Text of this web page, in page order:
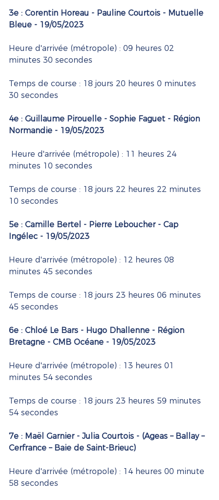
3e : Corentin Horeau - Pauline Courtois - Mutuelle
Bleue - 19/05/2023
Heure d'arrivée (métropole) : 09 heures 02
minutes 30 secondes
Temps de course : 18 jours 20 heures 0 minutes
30 secondes
4e : Guillaume Pirouelle - Sophie Faguet - Région
Normandie - 19/05/2023
Heure d'arrivée (métropole) : 11 heures 24
minutes 10 secondes
Temps de course : 18 jours 22 heures 22 minutes
10 secondes
5e : Camille Bertel - Pierre Leboucher - Cap
Ingélec - 19/05/2023
Heure d'arrivée (métropole) : 12 heures 08
minutes 45 secondes
Temps de course : 18 jours 23 heures 06 minutes
45 secondes
6e : Chloé Le Bars - Hugo Dhallenne - Région
Bretagne - CMB Océane - 19/05/2023
Heure d'arrivée (métropole) : 13 heures 01
minutes 54 secondes
Temps de course : 18 jours 23 heures 59 minutes
54 secondes
7e : Maël Garnier - Julia Courtois - (Ageas – Ballay –
Cerfrance – Baie de Saint-Brieuc)
Heure d'arrivée (métropole) : 14 heures 00 minute
58 secondes